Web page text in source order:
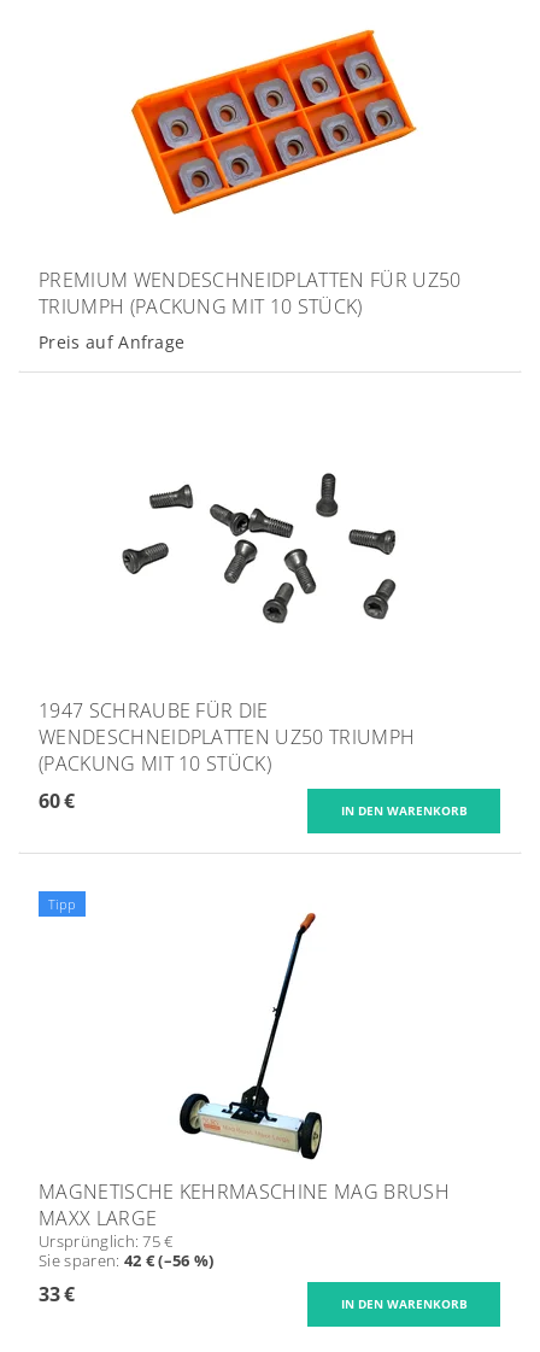
PREMIUM WENDESCHNEIDPLATTEN FÜR UZ50
TRIUMPH (PACKUNG MIT 10 STÜCK)
Preis auf Anfrage
1947 SCHRAUBE FÜR DIE
WENDESCHNEIDPLATTEN UZ50 TRIUMPH
(PACKUNG MIT 10 STÜCK)
60 €
Tipp
MAGNETISCHE KEHRMASCHINE MAG BRUSH
MAXX LARGE
Ursprünglich:75 €
Sie sparen: 42 € (–56 %)
33 €